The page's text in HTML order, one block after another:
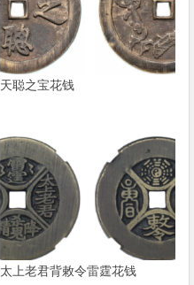
天聪之宝花钱
太上老君背敕令雷霆花钱